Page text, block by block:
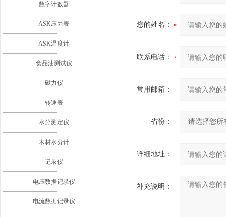
数字计数器
ASK压力表
ASK温度计
食品油测试仪
磁力仪
转速表
水分测定仪
木材水分计
记录仪
电压数据记录仪
电流数据记录仪
您的姓名：
联系电话：
常用邮箱：
省份：
详细地址：
补充说明：